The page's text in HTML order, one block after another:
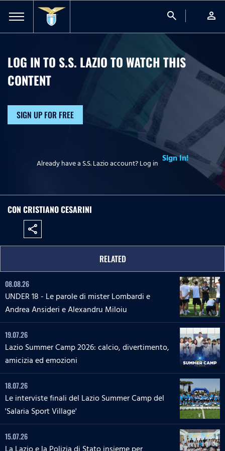
search person
LOG IN TO S.S. LAZIO TO WATCHTHIS
CONTENT
SIGN UP FOR FREE
Already have a S.S. Lazio account? Log in Sign In!
CON CRISTIANO CESARINI
share
RELATED
08.08.26
UNDER 18 - Le parole di mister Lombardi e
Andrea Ansideri e Alexandru Miloiu
19.07.26
Lazio Summer Camp 2026: calcio, divertimento,
amicizia ed emozioni
18.07.26
Le interviste finali del Lazio Summer Camp del
'Salaria Sport Village'
15.07.26